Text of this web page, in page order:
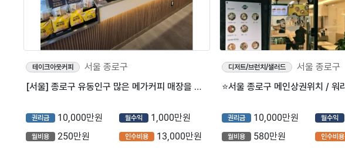
테이크아웃커피
서울 종로구
[서울] 종로구 유동인구 많은 메가커피 매장을 소개합니다!
권리금 10,000만원 월수익 1,000만원
월비용 250만원 인수비용 13,000만원
디저트/브런치/샐러드
서울 종로구
권리금 10,000만원 월수익
월비용 580만원 인수비용